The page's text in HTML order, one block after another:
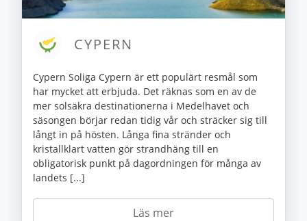
CYPERN
Cypern Soliga Cypern är ett populärt resmål som
har mycket att erbjuda. Det räknas som en av de
mer solsäkra destinationerna i Medelhavet och
säsongen börjar redan tidig vår och sträcker sig till
långt in på hösten. Långa fina stränder och
kristallklart vatten gör strandhäng till en
obligatorisk punkt på dagordningen för många av
landets [...]
Läs mer